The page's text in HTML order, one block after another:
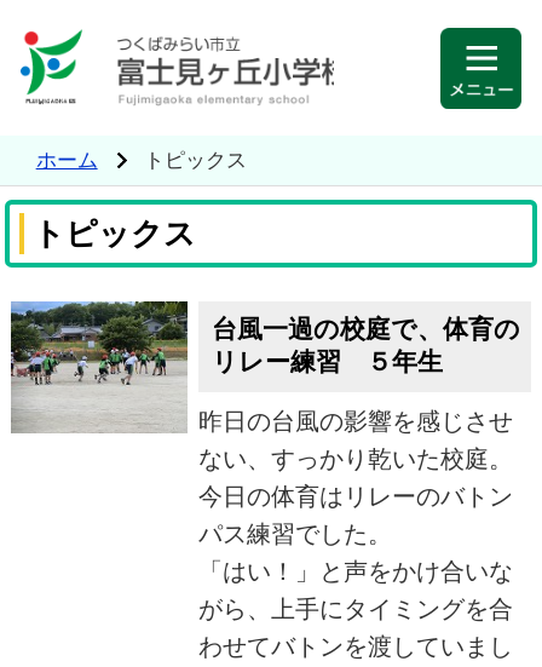
ホーム トピックス
トピックス
台風一過の校庭で、体育の
リレー練習 ５年生
昨日の台風の影響を感じさせ
ない、すっかり乾いた校庭。
今日の体育はリレーのバトン
パス練習でした。
「はい！」と声をかけ合いな
がら、上手にタイミングを合
わせてバトンを渡していまし